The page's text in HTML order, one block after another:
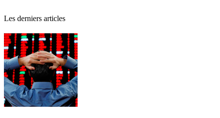
Les derniers articles